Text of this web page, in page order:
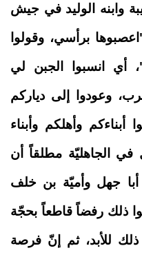
وابنه الوليد في جيش
اعصبوها برأسي، وقولوا
أي انسبوا الجبن لي
وعودوا إلى دياركم
أبناءكم وأهلكم وأبناء
في الجاهليّة مطلقاً أن
أبا جهل وأميّة بن خلف
ذلك رفضاً قاطعاً بحجّة
للأبد، ثم إنّ فرصة